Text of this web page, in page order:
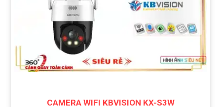
CAMERA WIFI KBVISION KX-S3W